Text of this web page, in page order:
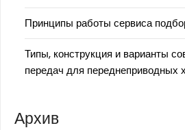
Принципы работы сервиса
Типы, конструкция и варианты
передач для переднеприводных
Архив